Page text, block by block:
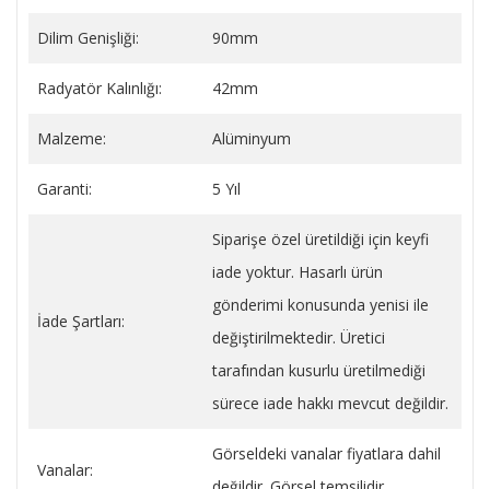
Dilim Genişliği: 90mm
Radyatör Kalınlığı: 42mm
Malzeme: Alüminyum
Garanti: 5 Yıl
İade Şartları:
Siparişe özel üretildiği için keyfi
iade yoktur. Hasarlı ürün
gönderimi konusunda yenisi ile
değiştirilmektedir. Üretici
tarafından kusurlu üretilmediği
sürece iade hakkı mevcut değildir.
Vanalar:
Görseldeki vanalar fiyatlara dahil